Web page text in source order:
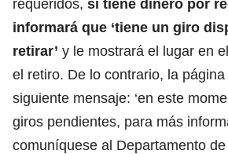
requeridos, si tiene dinero por
informará que ‘tiene un giro
retirar’ y le mostrará el lugar en
el retiro. De lo contrario, la
siguiente mensaje: ‘en este
giros pendientes, para más
comuníquese al Departamento